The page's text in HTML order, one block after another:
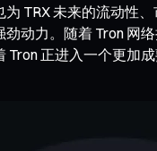
为 TRX 未来的流动性
劲动力。随着 Tron 网
Tron 正进入一个更加